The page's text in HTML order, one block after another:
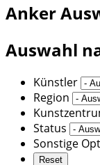
Anker
Auswahl
Künstler
Region
Status
Sonstige